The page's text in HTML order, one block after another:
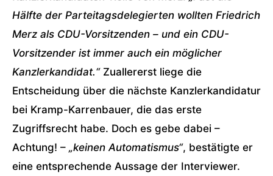
Hälfte der Parteitagsdelegierten wollten Friedrich
Merz als CDU-Vorsitzenden – und ein CDU-
Vorsitzender ist immer auch ein möglicher
Kanzlerkandidat.“Zuallererst liege die
Entscheidung über die nächste Kanzlerkandidatur
bei Kramp-Karrenbauer, die das erste
Zugriffsrecht habe. Doch es gebe dabei –
Achtung! – „keinen Automatismus“, bestätigte er
eine entsprechende Aussage der Interviewer.